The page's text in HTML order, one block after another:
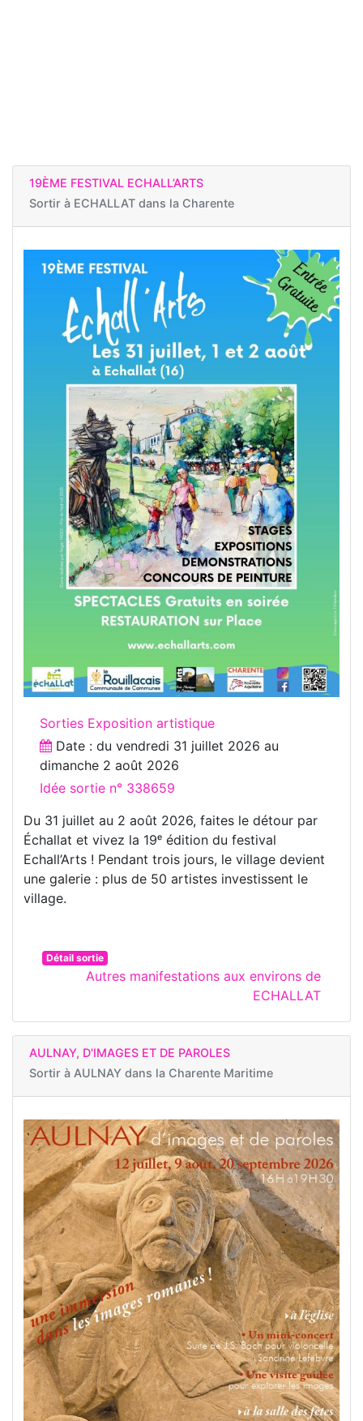
19ÈME FESTIVAL ECHALL’ARTS
Sortir à ECHALLAT dans la Charente
Sorties Exposition artistique
Date : du vendredi 31 juillet 2026 au
dimanche 2 août 2026
Idée sortie n° 338659
Du 31 juillet au 2 août 2026, faites le détour par
Échallat et vivez la 19ᵉ édition du festival
Echall’Arts ! Pendant trois jours, le village devient
une galerie : plus de 50 artistes investissent le
village.
Détail sortie
Autres manifestations aux environs de
ECHALLAT
AULNAY, D'IMAGES ET DE PAROLES
Sortir à AULNAY dans la Charente Maritime